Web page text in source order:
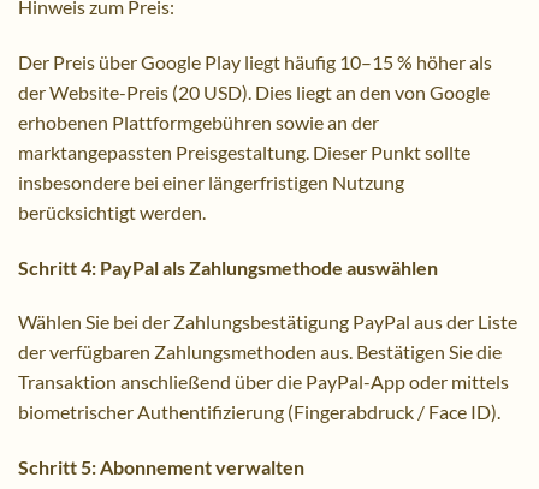
Hinweis zum Preis:
Der Preis über Google Play liegt häufig 10–15 % höher als
der Website-Preis (20 USD). Dies liegt an den von Google
erhobenen Plattformgebühren sowie an der
marktangepassten Preisgestaltung. Dieser Punkt sollte
insbesondere bei einer längerfristigen Nutzung
berücksichtigt werden.
Schritt 4: PayPal als Zahlungsmethode auswählen
Wählen Sie bei der Zahlungsbestätigung PayPal aus der Liste
der verfügbaren Zahlungsmethoden aus. Bestätigen Sie die
Transaktion anschließend über die PayPal-App oder mittels
biometrischer Authentifizierung (Fingerabdruck / Face ID).
Schritt 5: Abonnement verwalten